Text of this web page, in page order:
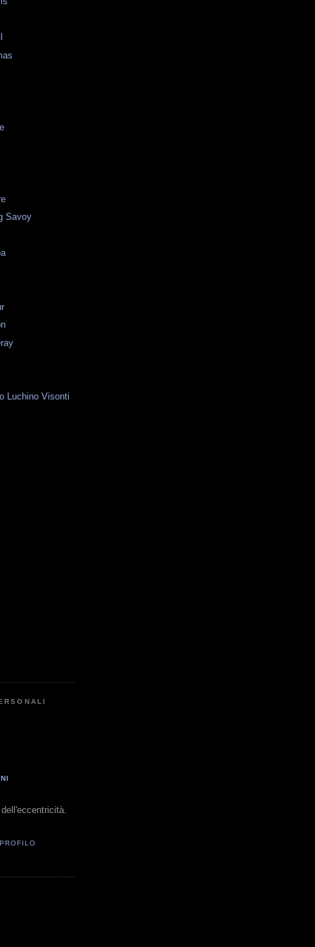
Savoy
Luchino Visonti